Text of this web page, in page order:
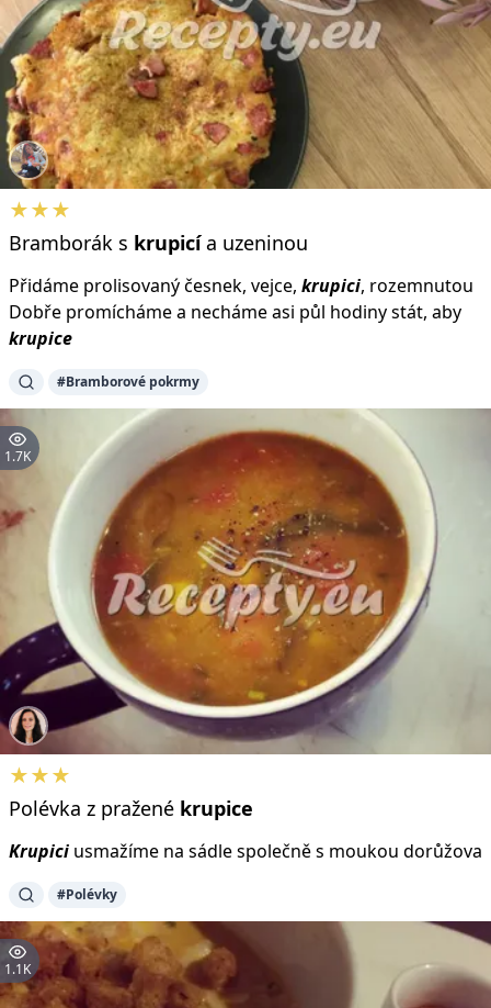
★★★
Bramborák s krupicía uzeninou
Přidáme prolisovaný česnek, vejce, krupici, rozemnutou
Dobře promícháme a necháme asi půl hodiny stát, aby
krupice
#Bramborové pokrmy
1.7K
★★★
Polévka z pražené krupice
Krupici usmažíme na sádle společně s moukou dorůžova
#Polévky
1.1K